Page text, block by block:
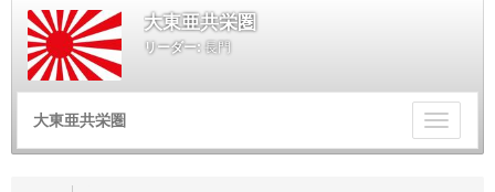
大東亜共栄圏
リーダー: 長門
チ
ー
大東亜共栄圏